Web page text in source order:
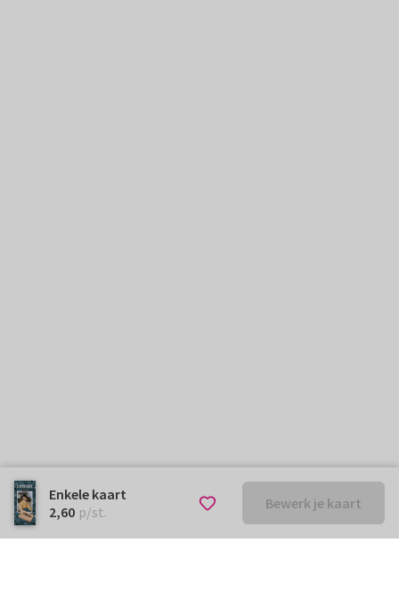
Enkele kaart
€ 2,60p/st.
2,60 p/st. Bewerk je kaart